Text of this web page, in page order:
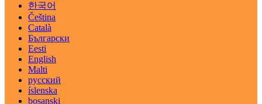
한국어
Čeština
Català
Български
Eesti
English
Malti
русский
íslenska
bosanski